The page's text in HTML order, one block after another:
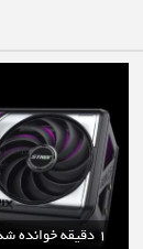
1 دقیقه خوانده شده